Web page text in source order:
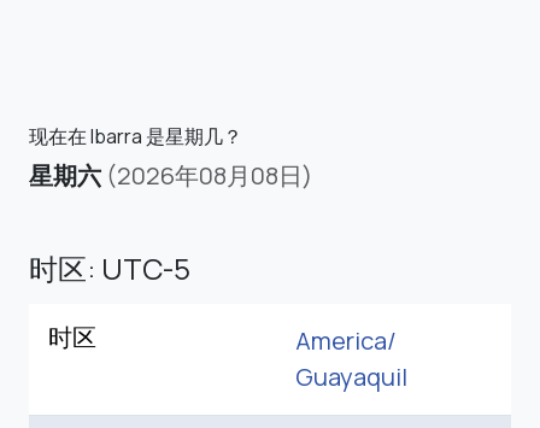
现在在 Ibarra 是星期几？
星期六 (2026年08月08日)
时区: UTC-5
时区
America/
Guayaquil